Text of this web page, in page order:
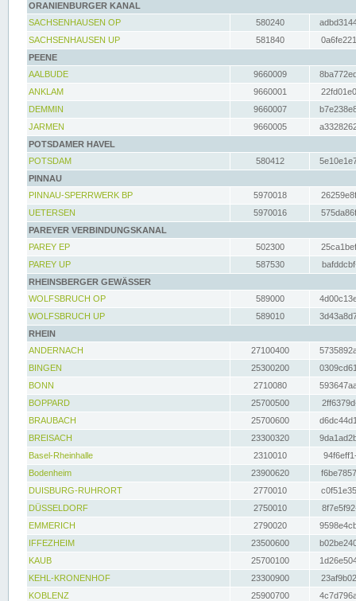
ORANIENBURGER KANAL
SACHSENHAUSEN OP
580240
SACHSENHAUSEN UP
581840
PEENE
AALBUDE
9660009
ANKLAM
9660001
DEMMIN
9660007
JARMEN
9660005
POTSDAMER HAVEL
POTSDAM
580412
PINNAU
PINNAU-SPERRWERK BP
5970018
UETERSEN
5970016
PAREYER VERBINDUNGSKANAL
PAREY EP
502300
PAREY UP
587530
RHEINSBERGER GEWÄSSER
WOLFSBRUCH OP
589000
WOLFSBRUCH UP
589010
RHEIN
ANDERNACH
27100400
BINGEN
25300200
BONN
2710080
BOPPARD
25700500
BRAUBACH
25700600
BREISACH
23300320
Basel-Rheinhalle
2310010
Bodenheim
23900620
DUISBURG-RUHRORT
2770010
DÜSSELDORF
2750010
EMMERICH
2790020
IFFEZHEIM
23500600
KAUB
25700100
KEHL-KRONENHOF
23300900
KOBLENZ
25900700